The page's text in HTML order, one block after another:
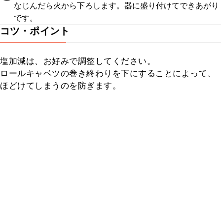
なじんだら火から下ろします。器に盛り付けてできあがり
です。
コツ・ポイント
塩加減は、お好みで調整してください。
ロールキャベツの巻き終わりを下にすることによって、
ほどけてしまうのを防ぎます。